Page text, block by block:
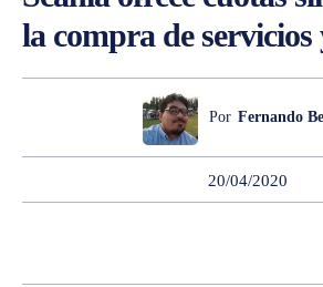
la compra de servicios
Por Fernando
20/04/2020